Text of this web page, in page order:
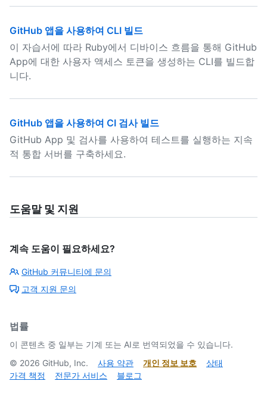
GitHub 앱을 사용하여 CLI 빌드
이 자습서에 따라 Ruby에서 디바이스 흐름을 통해 GitHub
App에 대한 사용자 액세스 토큰을 생성하는 CLI를 빌드합
니다.
GitHub 앱을 사용하여 CI 검사 빌드
GitHub App 및 검사를 사용하여 테스트를 실행하는 지속
적 통합 서버를 구축하세요.
도움말 및 지원
계속 도움이 필요하세요?
GitHub 커뮤니티에 문의
고객 지원 문의
법률
이 콘텐츠 중 일부는 기계 또는 AI로 번역되었을 수 있습니다.
© 2026 GitHub, Inc. 사용 약관 개인 정보 보호
상태
가격 책정
전문가 서비스 블로그